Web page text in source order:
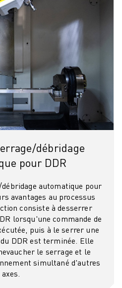
débridage
pour DDR
automatique pour
avantages au processus
consiste à desserrer
lorsqu'une commande de
puis à le serrer une
DDR est terminée. Elle
le serrage et le
simultané d'autres
axes.